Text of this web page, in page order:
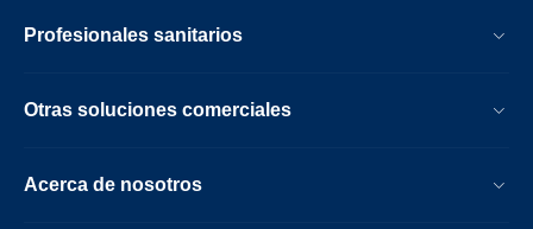
Profesionales sanitarios
Otras soluciones comerciales
Acerca de nosotros